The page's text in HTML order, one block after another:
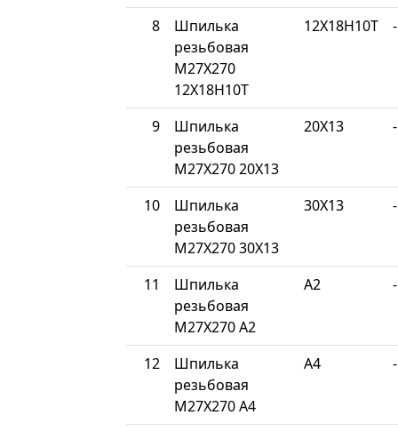
8
Шпилька
резьбовая
М27Х270
12Х18Н10Т
12Х18Н10Т -
9
Шпилька
резьбовая
М27Х270 20Х13
20Х13 -
10
Шпилька
резьбовая
М27Х270 30Х13
30Х13 -
11
Шпилька
резьбовая
М27Х270 A2
A2 -
12
Шпилька
резьбовая
М27Х270 A4
A4 -